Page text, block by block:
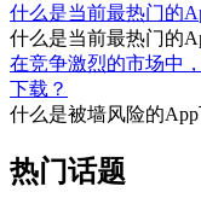
什么是当前最热门的
什么是当前最热门的
在竞争激烈的市场中
下载？
什么是被墙风险的
热门话题